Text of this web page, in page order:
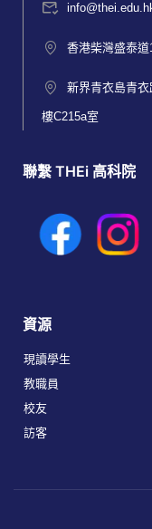
香港柴灣盛泰道
新界青衣島青
樓C215a室
聯繫 THEi 高科院
資源
現讀學生
教職員
校友
訪客